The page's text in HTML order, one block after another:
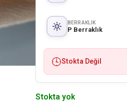
BERRAKLIK
P Berraklık
Stokta Değil
Stokta yok